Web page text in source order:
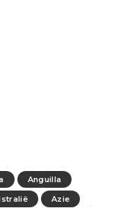
Anguilla
Azie